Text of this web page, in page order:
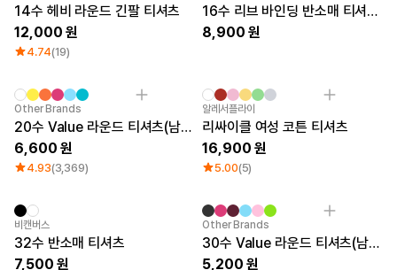
14수 헤비 라운드 긴팔 티셔츠
12,000
4.74(19)
16수 리브 바인딩 반소매 티셔츠 (빅사이즈)
8,900
Sale
Other Brands
20수 Value 라운드 티셔츠(남녀공용)
6,600
4.93(3,369)
New
알레서플라이
리싸이클 여성 코튼 티셔츠
16,900
5.00(5)
비캔버스
32수 반소매 티셔츠
7,500
Other Brands
30수 Value 라운드 티셔츠(남녀공용)
5,200